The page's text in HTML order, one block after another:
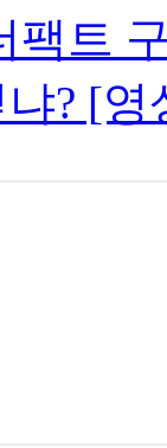
팩트
냐? [